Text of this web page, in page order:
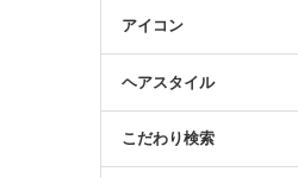
アイコン
ヘアスタイル
こだわり検索